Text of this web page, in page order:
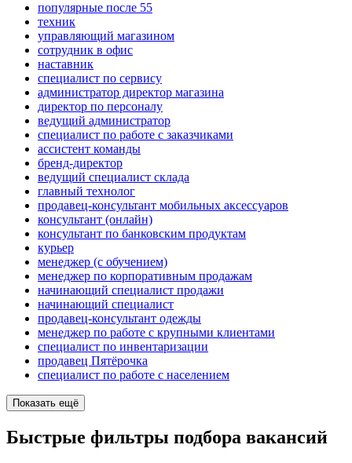
популярные после 55
техник
управляющий магазином
сотрудник в офис
наставник
специалист по сервису
администратор директор магазина
директор по персоналу
ведущий администратор
специалист по работе с заказчиками
ассистент команды
бренд-директор
ведущий специалист склада
главный технолог
продавец-консультант мобильных аксессуаров
консультант (онлайн)
консультант по банковским продуктам
курьер
менеджер (с обучением)
менеджер по корпоративным продажам
начинающий специалист продажи
начинающий специалист
продавец-консультант одежды
менеджер по работе с крупными клиентами
специалист по инвентаризации
продавец Пятёрочка
специалист по работе с населением
Показать ещё
Быстрые фильтры подбора вакансий